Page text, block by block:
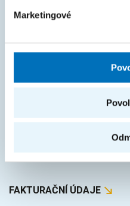
Marketingové
FAKTURAČNÍ ÚDAJE